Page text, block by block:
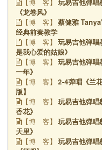
【博 客】
《龙卷风》
【博 客】
蔡健雅
经典前奏教学
【博 客】
玩易吉他弹
是我心爱的姑娘》
【博 客】
玩易吉他弹
一年》
【博 客】
2-4弹唱《兰
版】
【博 客】
玩易吉他弹
香花》
【博 客】
玩易吉他弹
天里》
【博 客】
玩易吉他弹